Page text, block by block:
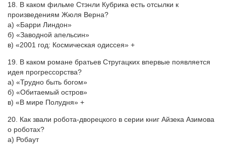
18. В каком фильме Стэнли Кубрика есть отсылки к
произведениям Жюля Верна?
а) «Барри Линдон»
б) «Заводной апельсин»
в) «2001 год: Космическая одиссея» +
19. В каком романе братьев Стругацких впервые появляется
идея прогрессорства?
а) «Трудно быть богом»
б) «Обитаемый остров»
в) «В мире Полудня» +
20. Как звали робота-дворецкого в серии книг Айзека Азимова
о роботах?
а) Робаут